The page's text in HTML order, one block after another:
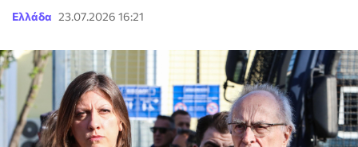
Ελλάδα 23.07.2026 16:21